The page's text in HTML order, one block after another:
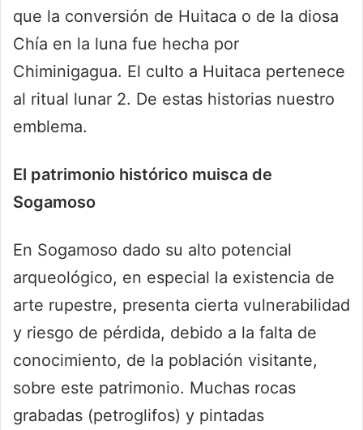
que la conversión de Huitaca o de la diosa
Chía en la luna fue hecha por
Chiminigagua. El culto a Huitaca pertenece
al ritual lunar 2. De estas historias nuestro
emblema.
El patrimonio histórico muisca de
Sogamoso
En Sogamoso dado su alto potencial
arqueológico, en especial la existencia de
arte rupestre, presenta cierta vulnerabilidad
y riesgo de pérdida, debido a la falta de
conocimiento, de la población visitante,
sobre este patrimonio. Muchas rocas
grabadas (petroglifos) y pintadas